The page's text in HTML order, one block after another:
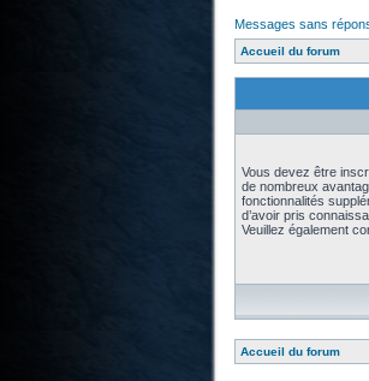
Messages sans
Accueil du forum
Vous devez être
de nombreux
fonctionnalités
d’avoir pris
Veuillez également
Accueil du forum